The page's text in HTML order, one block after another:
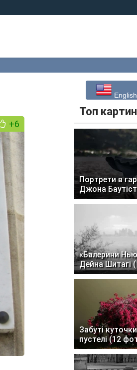
+6
English
Топ
Портрети в
Джона
«Балерини
Дейна Шитагі
Забуті
пустелі (12